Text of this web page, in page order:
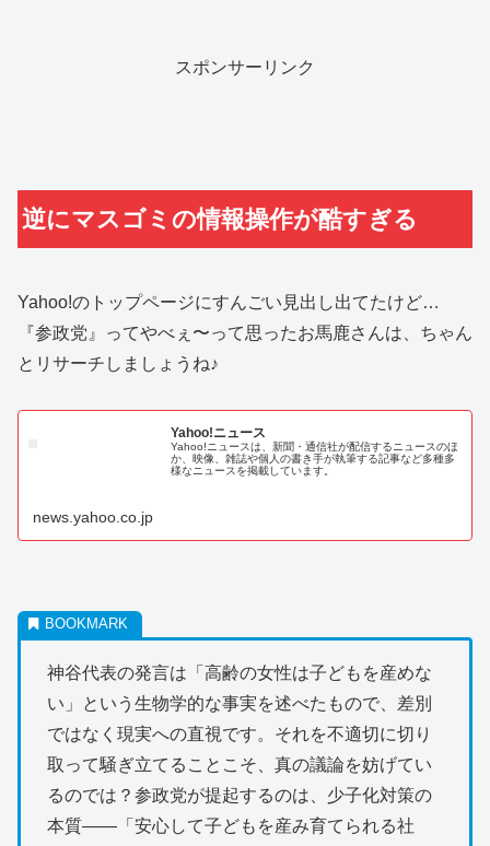
スポンサーリンク
逆にマスゴミの情報操作が酷すぎる
Yahoo!のトップページにすんごい見出し出てたけど…
『参政党』ってやべぇ〜って思ったお馬鹿さんは、ちゃん
とリサーチしましょうね♪
Yahoo!ニュース
Yahoo!ニュースは、新聞・通信社が配信するニュースのほ
か、映像、雑誌や個人の書き手が執筆する記事など多種多
様なニュースを掲載しています。
news.yahoo.co.jp
神谷代表の発言は「高齢の女性は子どもを産めな
い」という生物学的な事実を述べたもので、差別
ではなく現実への直視です。それを不適切に切り
取って騒ぎ立てることこそ、真の議論を妨げてい
るのでは？参政党が提起するのは、少子化対策の
本質――「安心して子どもを産み育てられる社